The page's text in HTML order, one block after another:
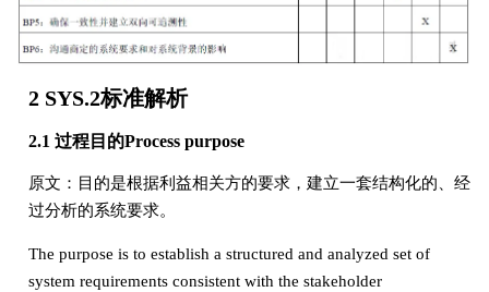
2 SYS.2标准解析
2.1 过程目的Process purpose
原文：目的是根据利益相关方的要求，建立一套结构化的、经
过分析的系统要求。
The purpose is to establish a structured and analyzed set of
system requirements consistent with the stakeholder